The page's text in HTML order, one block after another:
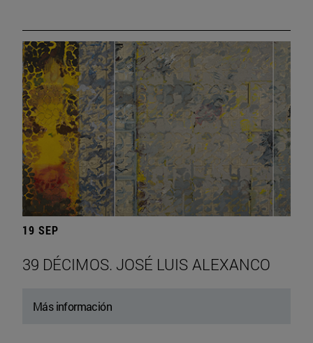
19 SEP
39 DÉCIMOS. JOSÉ LUIS ALEXANCO
Más información